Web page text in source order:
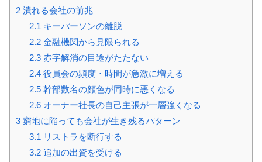
2 潰れる会社の前兆
2.1 キーパーソンの離脱
2.2金融機関から見限られる
2.3赤字解消の目途がたたない
2.4役員会の頻度・時間が急激に増える
2.5幹部数名の顔色が同時に悪くなる
2.6オーナー社長の自己主張が一層強くなる
3 窮地に陥っても会社が生き残るパターン
3.1 リストラを断行する
3.2追加の出資を受ける